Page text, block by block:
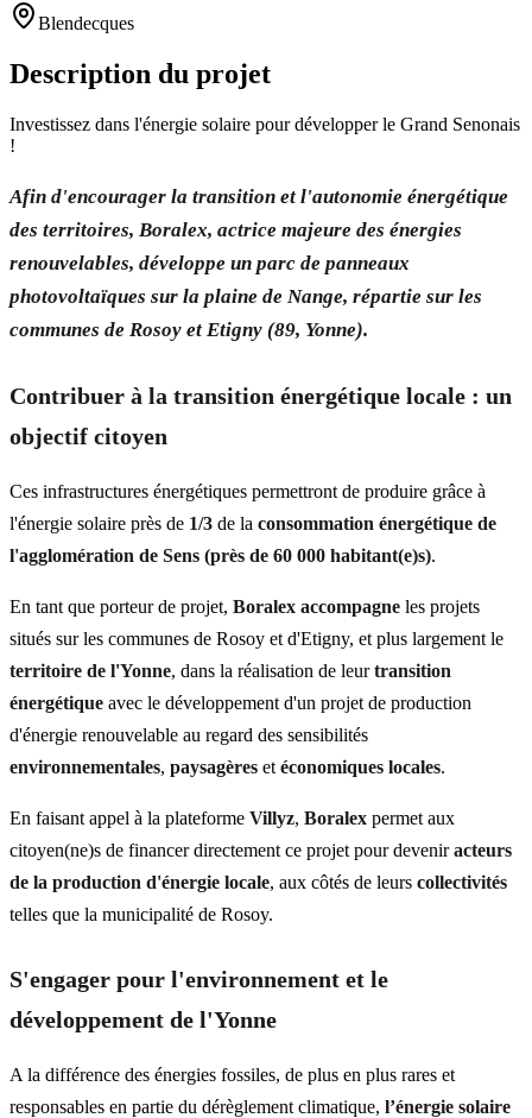
Blendecques
Description du projet
Investissez dans l'énergie solaire pour développer le Grand Senonais
!
Afin d'encourager la transition et l'autonomie énergétique
des territoires, Boralex, actrice majeure des énergies
renouvelables, développe un parc de panneaux
photovoltaïques sur la plaine de Nange, répartie sur les
communes de Rosoy et Etigny (89, Yonne).
Contribuer à la transition énergétique locale : un
objectif citoyen
Ces infrastructures énergétiques permettront de produire grâce à
l'énergie solaire près de 1/3 de la consommation énergétique de
l'agglomération de Sens (près de 60 000 habitant(e)s).
En tant que porteur de projet, Boralex accompagne les projets
situés sur les communes de Rosoy et d'Etigny, et plus largement le
territoire de l'Yonne, dans la réalisation de leurtransition
énergétique avec le développement d'un projet de production
d'énergie renouvelable au regard des sensibilités
environnementales, paysagères et économiques locales.
En faisant appel à la plateforme Villyz, Boralex permet aux
citoyen(ne)s de financer directement ce projet pour deveniracteurs
de la production d'énergie locale, aux côtés de leurs collectivités
telles que la municipalité de Rosoy.
S'engager pour l'environnement et le
développement de l'Yonne
A la différence des énergies fossiles, de plus en plus rares et
responsables en partie du dérèglement climatique, l’énergie solaire